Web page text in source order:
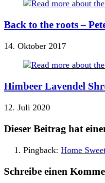
Back to the roots –
14. Oktober 2017
Himbeer Lavendel
12. Juli 2020
Dieser Beitrag hat
Pingback: Home
Schreibe einen